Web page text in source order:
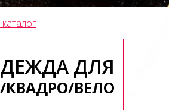
ДЛЯ
ВЕЛО